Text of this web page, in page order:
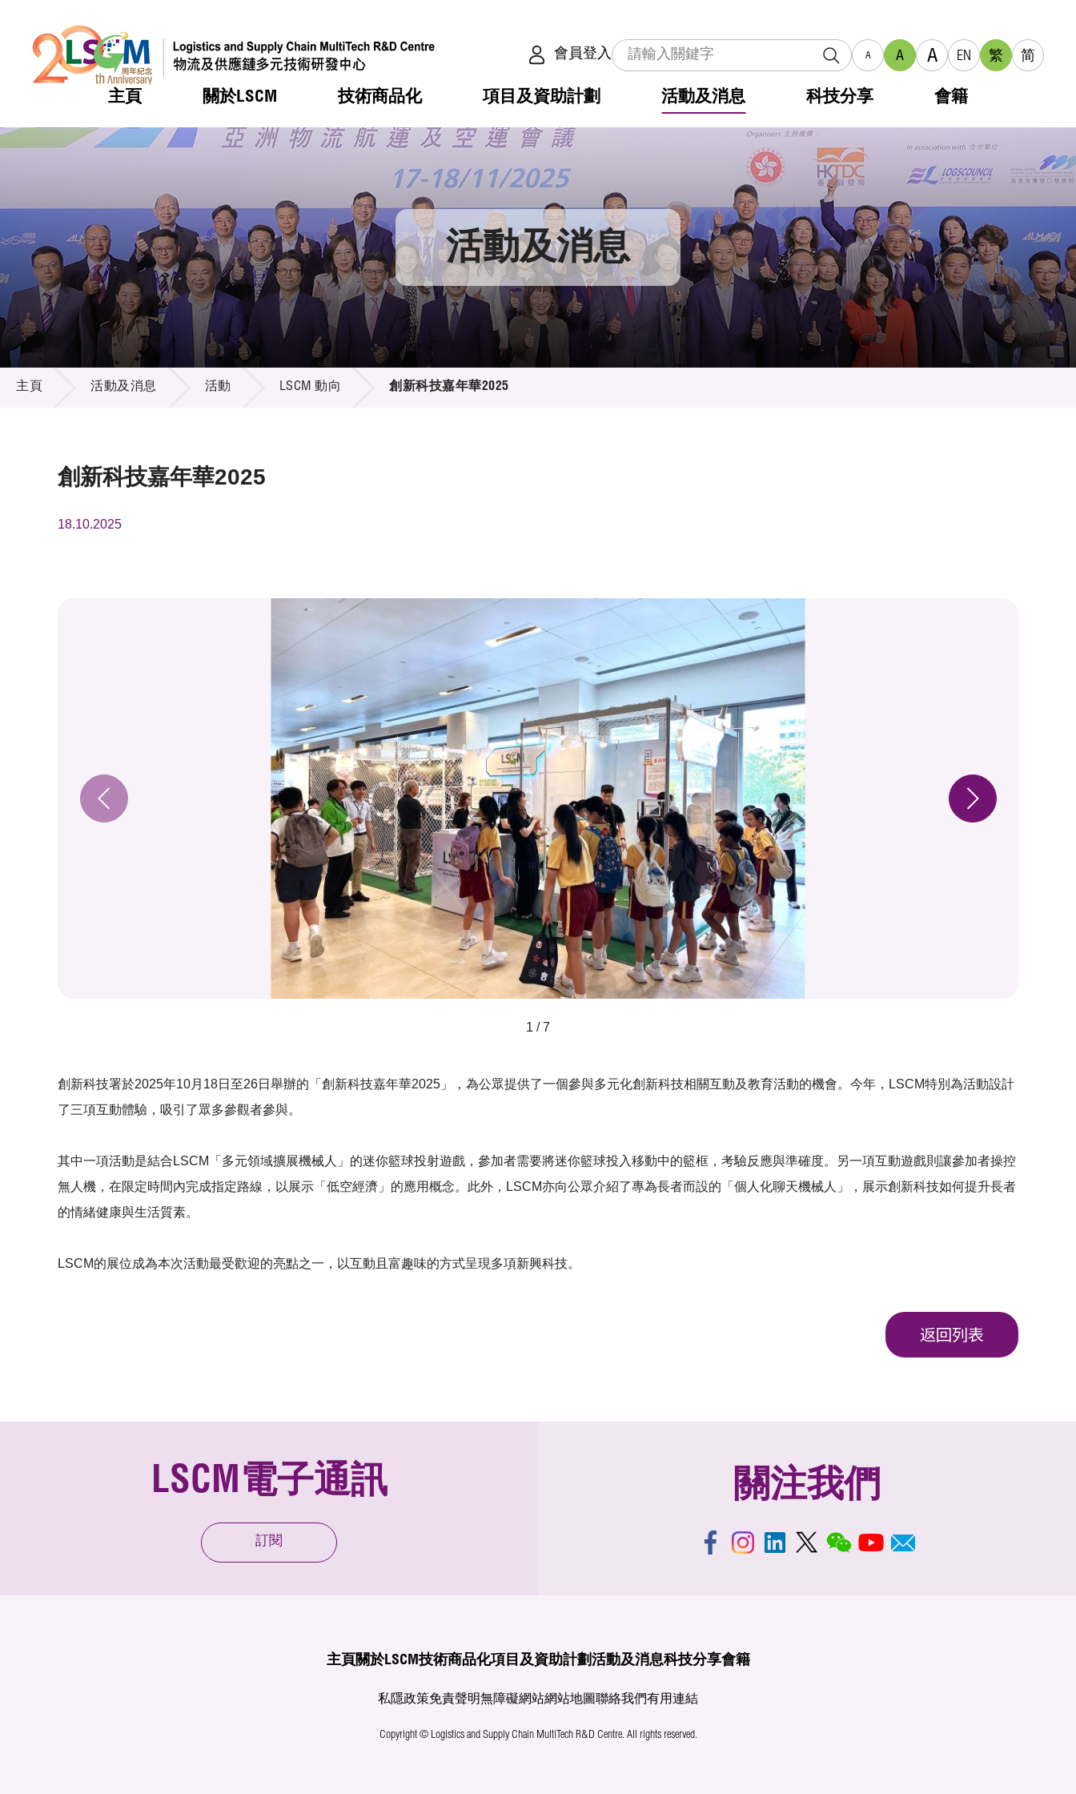
會員登入 A A A EN 繁 简
主頁 關於LSCM
熱門 機構簡介
組織架構
組織架構
董事局
研究顧問
招標通告
技術商品化
熱門 服務
可獲授權之技術
應用於公共服務之創新技術
重點項目
項目及資助計劃
熱門 合作計劃
資助計劃
資助計劃
稅務優惠
申請
評審
徵求研發項目計劃書
項目資料庫
活動及消息
熱門 活動
獎項
新聞中心
媒體報導
新聞稿
資訊中心
多媒體
出版刊物
科技分享 會籍
熱門 會籍及服務
會員列表
會員登入 活動及消息
活動及消息
主頁 活動及消息 活動 LSCM 動向 創新科技嘉年華2025
創新科技嘉年華2025
18.10.2025
1 / 7
創新科技署於2025年10月18日至26日舉辦的「創新科技嘉年華2025」，為公眾提供了一個參與多元化創新科技相關互動及教育活動的機會。今年，LSCM特別為活動設計
了三項互動體驗，吸引了眾多參觀者參與。
其中一項活動是結合LSCM「多元領域擴展機械人」的迷你籃球投射遊戲，參加者需要將迷你籃球投入移動中的籃框，考驗反應與準確度。另一項互動遊戲則讓參加者操控
無人機，在限定時間內完成指定路線，以展示「低空經濟」的應用概念。此外，LSCM亦向公眾介紹了專為長者而設的「個人化聊天機械人」，展示創新科技如何提升長者
的情緒健康與生活質素。
LSCM的展位成為本次活動最受歡迎的亮點之一，以互動且富趣味的方式呈現多項新興科技。
返回列表
LSCM電子通訊
訂閱
關注我們
主頁關於LSCM技術商品化項目及資助計劃活動及消息科技分享會籍
私隱政策免責聲明無障礙網站網站地圖聯絡我們有用連結
Copyright © Logistics and Supply Chain MultiTech R&D Centre. All rights reserved.